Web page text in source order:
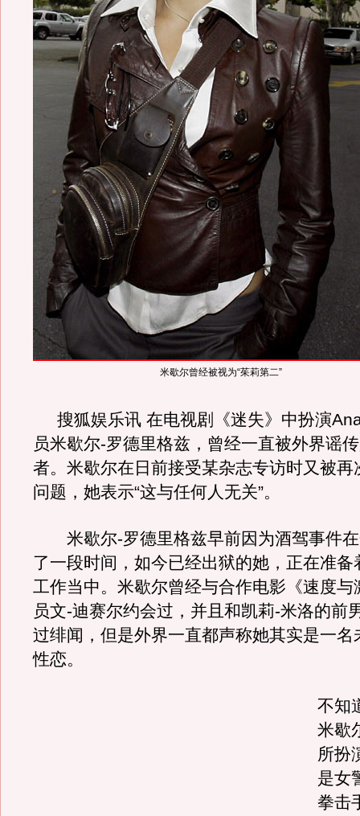
米歇尔曾经被视为“茱莉第二”
搜狐娱乐讯 在电视剧《迷失》中扮演
员米歇尔-罗德里格兹，曾经一直被外界谣
者。米歇尔在日前接受某杂志专访时又被再
问题，她表示“这与任何人无关”。
米歇尔-罗德里格兹早前因为酒驾事件在
了一段时间，如今已经出狱的她，正在准备
工作当中。米歇尔曾经与合作电影《速度与
员文-迪赛尔约会过，并且和凯莉-米洛的前
过绯闻，但是外界一直都声称她其实是一名
性恋。
不知
米歇
所扮
是女
拳击